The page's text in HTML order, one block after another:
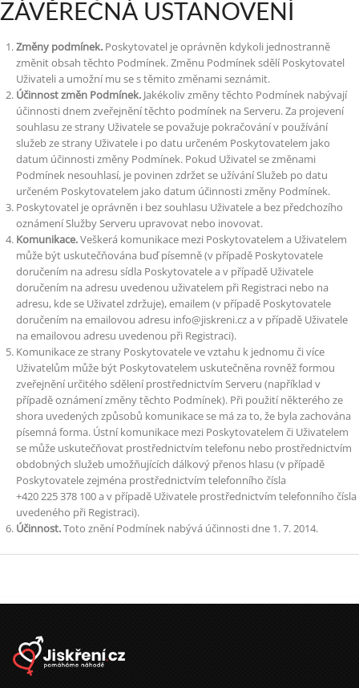
ZÁVĚREČNÁ USTANOVENÍ
Změny podmínek. Poskytovatel je oprávněn kdykoli jednostranně
změnit obsah těchto Podmínek. Změnu Podmínek sdělí Poskytovatel
Uživateli a umožní mu se s těmito změnami seznámit.
Účinnost změn Podmínek. Jakékoliv změny těchto Podmínek nabývají
účinnosti dnem zveřejnění těchto podmínek na Serveru. Za projevení
souhlasu ze strany Uživatele se považuje pokračování v používání
služeb ze strany Uživatele i po datu určeném Poskytovatelem jako
datum účinnosti změny Podmínek. Pokud Uživatel se změnami
Podmínek nesouhlasí, je povinen zdržet se užívání Služeb po datu
určeném Poskytovatelem jako datum účinnosti změny Podmínek.
Poskytovatel je oprávněn i bez souhlasu Uživatele a bez předchozího
oznámení Služby Serveru upravovat nebo inovovat.
Komunikace.Veškerá komunikace mezi Poskytovatelem a Uživatelem
může být uskutečňována buď písemně (v případě Poskytovatele
doručením na adresu sídla Poskytovatele a v případě Uživatele
doručením na adresu uvedenou uživatelem při Registraci nebo na
adresu, kde se Uživatel zdržuje), emailem (v případě Poskytovatele
doručením na emailovou adresu info@jiskreni.cza v případě Uživatele
na emailovou adresu uvedenou při Registraci).
Komunikace ze strany Poskytovatele ve vztahu k jednomu či více
Uživatelům může být Poskytovatelem uskutečněna rovněž formou
zveřejnění určitého sdělení prostřednictvím Serveru (například v
případě oznámení změny těchto Podmínek). Při použití některého ze
shora uvedených způsobů komunikace se má za to, že byla zachována
písemná forma. Ústní komunikace mezi Poskytovatelem či Uživatelem
se může uskutečňovat prostřednictvím telefonu nebo prostřednictvím
obdobných služeb umožňujících dálkový přenos hlasu (v případě
Poskytovatele zejména prostřednictvím telefonního čísla
+420 225 378 100 a v případě Uživatele prostřednictvím telefonního čísla
uvedeného při Registraci).
Účinnost.Toto znění Podmínek nabývá účinnosti dne 1. 7. 2014.